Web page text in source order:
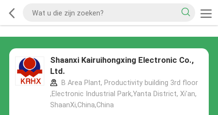
Shaanxi Kairuihongxing Electronic Co.,
Ltd.
B Area Plant, Productivity building 3rd floor
,Electronic Industrial Park,Yanta District, Xi'an,
ShaanXi,China,China